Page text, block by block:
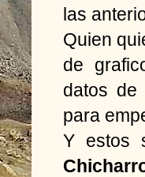
las
Quien
de
datos de
para
Y estos